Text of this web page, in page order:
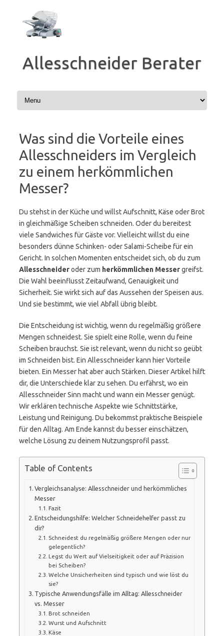
springen
Allesschneider Berater
Was sind die Vorteile eines
Allesschneiders im Vergleich
zu einem herkömmlichen
Messer?
Du stehst in der Küche und willst Aufschnitt, Käse oder Brot
in gleichmäßige Scheiben schneiden. Oder du bereitest
viele Sandwiches für Gäste vor. Vielleicht willst du eine
besonders dünne Schinken- oder Salami-Scheibe für ein
Gericht. In solchen Momenten entscheidet sich, ob du zum
Allesschneideroder zum herkömmlichen Messergreifst.
Die Wahl beeinflusst Zeitaufwand, Genauigkeit und
Sicherheit. Sie wirkt sich auf das Aussehen der Speisen aus.
Und sie bestimmt, wie viel Abfall übrig bleibt.
Die Entscheidung ist wichtig, wenn du regelmäßig größere
Mengen schneidest. Sie spielt eine Rolle, wenn du feine
Scheiben brauchst. Sie ist relevant, wenn du nicht so geübt
im Schneiden bist. Ein Allesschneider kann hier Vorteile
bieten. Ein Messer hat aber auch Stärken. Dieser Artikel hilft
dir, die Unterschiede klar zu sehen. Du erfährst, wo ein
Allesschneider Sinn macht und wann ein Messer genügt.
Wir erklären technische Aspekte wie Schnittstärke,
Leistung und Reinigung. Du bekommst praktische Beispiele
für den Alltag. Am Ende kannst du besser einschätzen,
welche Lösung zu deinem Nutzungsprofil passt.
Table of Contents
Vergleichsanalyse: Allesschneider und herkömmliches
Messer
Fazit
Entscheidungshilfe: Welcher Schneidehelfer passt zu
dir?
Schneidest du regelmäßig größere Mengen oder nur
gelegentlich?
Legst du Wert auf Vielseitigkeit oder auf Präzision
bei Scheiben?
Welche Unsicherheiten sind typisch und wie löst du
sie?
Typische Anwendungsfälle im Alltag: Allesschneider
vs. Messer
Brot schneiden
Wurst und Aufschnitt
Käse